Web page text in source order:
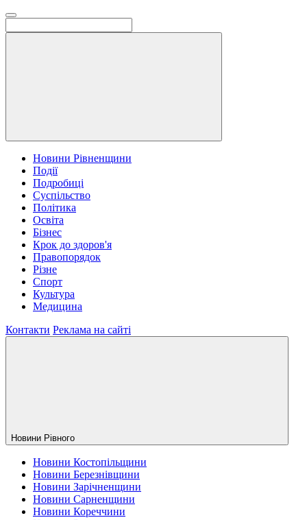
Новини Рівненщини
Події
Подробиці
Суспільство
Політика
Освіта
Бізнес
Крок до здоров'я
Правопорядок
Різне
Спорт
Культура
Медицина
Контакти Реклама на сайті
Новини Рiвного
Новини Костопільщини
Новини Березнівщини
Новини Зарічненщини
Новини Сарненщини
Новини Кореччини